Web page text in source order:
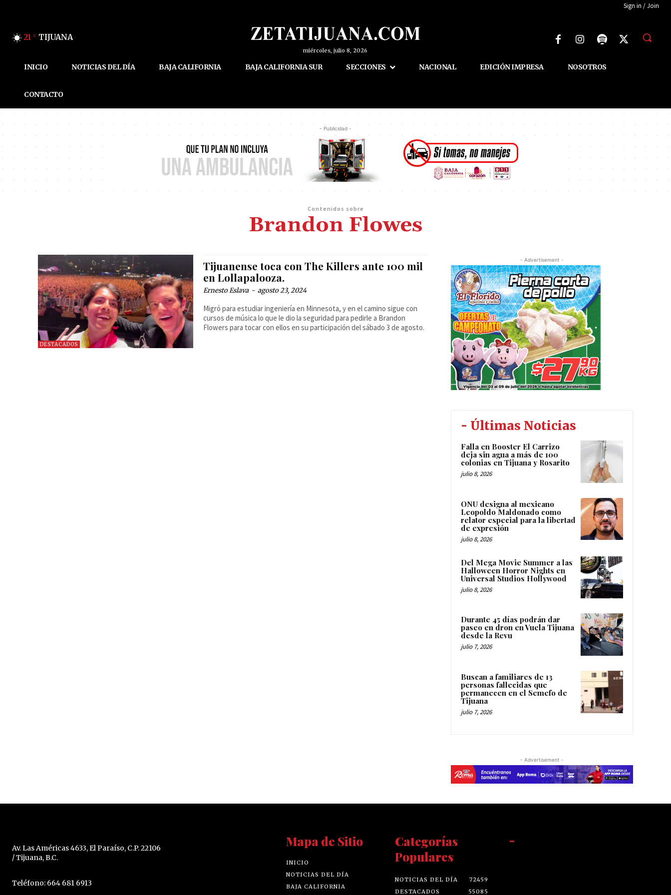
Sign in / Join
21 C TIJUANA
miércoles, julio 8, 2026
INICIO NOTICIAS DEL DÍA BAJA CALIFORNIA BAJA CALIFORNIA SUR SECCIONES NACIONAL EDICIÓN IMPRESA NOSOTROS
CONTACTO
- Publicidad -
Contenidos sobre
Brandon Flowes
DESTACADOS
Tijuanense toca con The Killers ante 100 mil
en Lollapalooza.
Ernesto Eslava - agosto 23, 2024
Migró para estudiar ingeniería en Minnesota, y en el camino sigue con
cursos de música lo que le dio la seguridad para pedirle a Brandon
Flowers para tocar con ellos en su participación del sábado 3 de agosto.
- Advertisement -
- Últimas Noticias
Falla en Booster El Carrizo
deja sin agua a más de 100
colonias en Tijuana y Rosarito
julio 8, 2026
ONU designa al mexicano
Leopoldo Maldonado como
relator especial para la libertad
de expresión
julio 8, 2026
Del Mega Movie Summer a las
Halloween Horror Nights en
Universal Studios Hollywood
julio 8, 2026
Durante 45 días podrán dar
paseo en dron en Vuela Tijuana
desde la Revu
julio 7, 2026
Buscan a familiares de 13
personas fallecidas que
permanecen en el Semefo de
Tijuana
julio 7, 2026
- Advertisement -
Av. Las Américas 4633, El Paraíso, C.P. 22106
/ Tijuana, B.C.
Teléfono: 664 681 6913
Mapa de Sitio
INICIO
NOTICIAS DEL DÍA
BAJA CALIFORNIA
Categorías
Populares
NOTICIAS DEL DÍA
72459
DESTACADOS
55085
-